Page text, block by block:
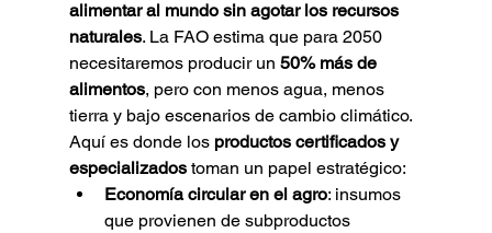
alimentar al mundo sin agotar los recursos
naturales. La FAO estima que para 2050
necesitaremos producir un 50% más de
alimentos, pero con menos agua, menos
tierra y bajo escenarios de cambio climático.
Aquí es donde los productos certificados y
especializados toman un papel estratégico:
Economía circular en el agro: insumos
que provienen de subproductos